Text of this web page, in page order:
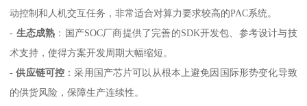
动控制和人机交互任务，非常适合对算力要求较高的PAC系统。
- 生态成熟 ：国产SOC厂商提供了完善的SDK开发包、参考设计与技
术支持，使得方案开发周期大幅缩短。
-供应链可控 ：采用国产芯片可以从根本上避免因国际形势变化导致
的供货风险，保障生产连续性。